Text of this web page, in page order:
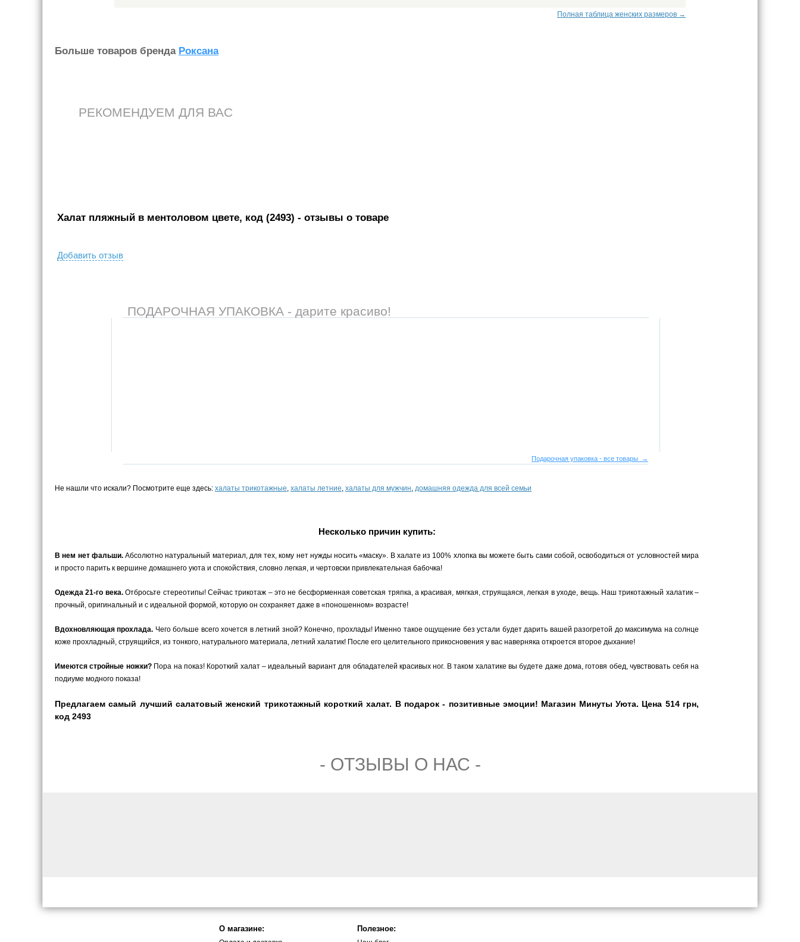
Полная таблица женских размеров →
Больше товаров бренда Роксана
РЕКОМЕНДУЕМ ДЛЯ ВАС
Халат пляжный в ментоловом цвете, код (2493) - отзывы о товаре
Добавить отзыв
ПОДАРОЧНАЯ УПАКОВКА - дарите красиво!
Подарочная упаковка - все товары →
Не нашли что искали? Посмотрите еще здесь: халаты трикотажные, халаты летние, халаты для мужчин, домашняя одежда для всей семьи
Несколько причин купить:
В нем нет фальши.Абсолютно натуральный материал, для тех, кому нет нужды носить «маску». В халате из 100% хлопка вы можете быть сами собой, освободиться от условностей мира
и просто парить к вершине домашнего уюта и спокойствия, словно легкая, и чертовски привлекательная бабочка!
Одежда 21-го века.Отбросьте стереотипы! Сейчас трикотаж – это не бесформенная советская тряпка, а красивая, мягкая, струящаяся, легкая в уходе, вещь. Наш трикотажный халатик –
прочный, оригинальный и с идеальной формой, которую он сохраняет даже в «поношенном» возрасте!
Вдохновляющая прохлада. Чего больше всего хочется в летний зной? Конечно, прохлады! Именно такое ощущение без устали будет дарить вашей разогретой до максимума на солнце
коже прохладный, струящийся, из тонкого, натурального материала, летний халатик! После его целительного прикосновения у вас наверняка откроется второе дыхание!
Имеются стройные ножки?Пора на показ! Короткий халат – идеальный вариант для обладателей красивых ног. В таком халатике вы будете даже дома, готовя обед, чувствовать себя на
подиуме модного показа!
Предлагаем самый лучший салатовый женский трикотажный короткий халат. В подарок - позитивные эмоции! Магазин Минуты Уюта. Цена 514 грн,
код 2493
- ОТЗЫВЫ О НАС -
О магазине: Полезное: